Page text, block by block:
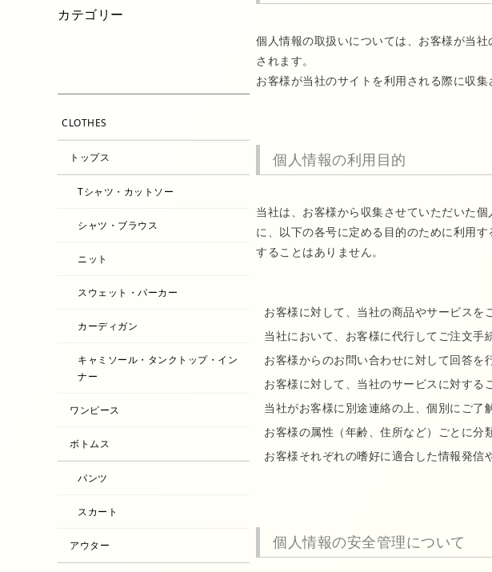
カテゴリー
CLOTHES
トップス
Tシャツ・カットソー
シャツ・ブラウス
ニット
スウェット・パーカー
カーディガン
キャミソール・タンクトップ・イン
ナー
ワンピース
ボトムス
パンツ
スカート
アウター
個人情報の取扱いについては、お客様が当
されます。
お客様が当社のサイトを利用される際に収
個人情報の利用目的
当社は、お客様から収集させていただいた
に、以下の各号に定める目的のために利用
することはありません。
お客様に対して、当社の商品やサービスを
当社において、お客様に代行してご注文手
お客様からのお問い合わせに対して回答を
お客様に対して、当社のサービスに対す
当社がお客様に別途連絡の上、個別にご了
お客様の属性（年齢、住所など）ごとに分
お客様それぞれの嗜好に適合した情報発信
個人情報の安全管理について